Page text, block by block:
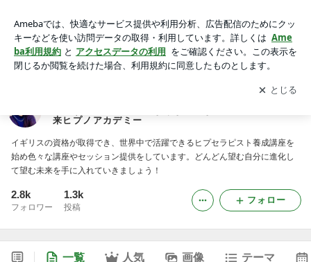
っとポジティブなあなたになれる！ 英国式未来ヒプノアカデ
ミー
アプリをダウンロードして ブログの更新通知
を受け取りまし
ょう。
開く
来ヒプノアカデミー
イギリスの資格が取得でき、世界中で活躍できるヒプセラピスト養成講座を
始め色々な講座やセッション提供をしています。どんどん望む自分に進化し
て望む未来を手に入れていきましょう！
2.8k
フォロワー
1.3k
投稿
フォロー
一覧 人気 画像 テーマ